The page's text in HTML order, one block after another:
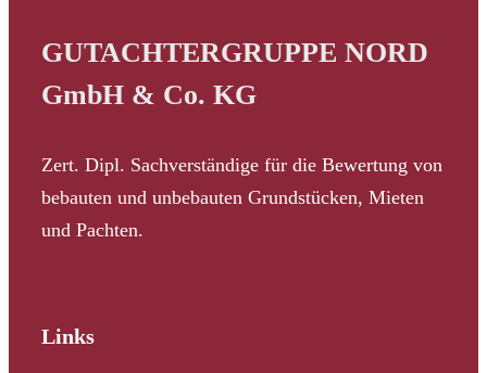
GUTACHTERGRUPPE NORD
GmbH & Co. KG
Zert. Dipl. Sachverständige für die Bewertung von
bebauten und unbebauten Grundstücken, Mieten
und Pachten.
Links